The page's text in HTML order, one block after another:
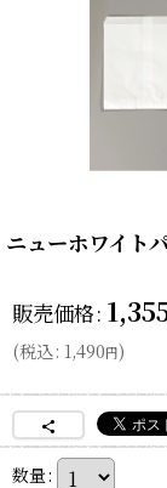
ニューホワイト
販売価格:
(税込: 1,490円)
数量: